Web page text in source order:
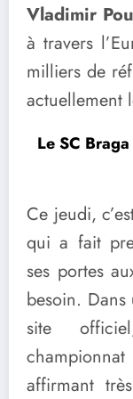
Vladimir
à travers
milliers de
actuellement
Le SC
Ce jeudi,
qui a fait
ses portes
besoin. Dans
site
affirmant